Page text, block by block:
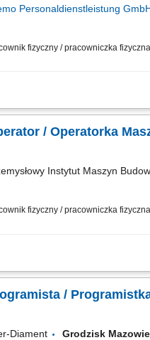
Personaldienstleistung
fizyczny / pracowniczka fizyczna
Obsługa 3- i 5-osiowych
/ Operatorka
Instytut Maszyn
fizyczny / pracowniczka fizyczna
obowiązków: obsługa maszyn do
/
Diament Grodzisk